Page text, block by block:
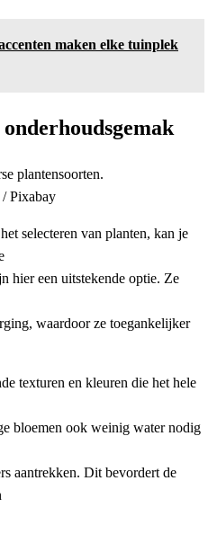
maken elke tuinplek
Pixabay
selecteren van planten, kan je
hier een uitstekende optie. Ze
waardoor ze toegankelijker
texturen en kleuren die het hele
bloemen ook weinig water nodig
aantrekken. Dit bevordert de